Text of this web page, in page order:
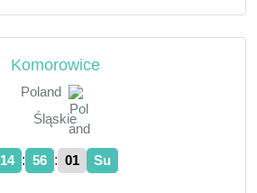
Komorowice
Poland
Śląskie
14 : 56 : 02 Su